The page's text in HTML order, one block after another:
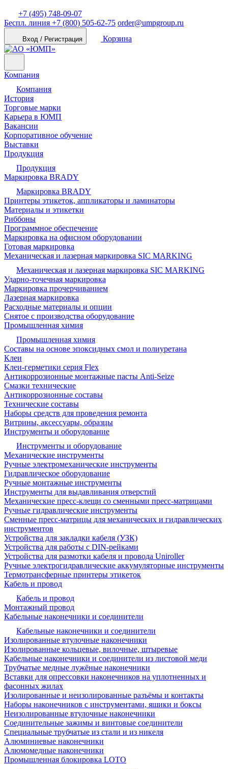
+7 (495) 748-09-07
Беспл. линия +7 (800) 505-62-75 order@umpgroup.ru
Вход / Регистрация Корзина
Компания
Компания
История
Торговые марки
Карьера в ЮМП
Вакансии
Корпоративное обучение
Выставки
Продукция
Продукция
Маркировка BRADY
Маркировка BRADY
Принтеры этикеток, аппликаторы и ламинаторы
Материалы и этикетки
Риббоны
Программное обеспечение
Маркировка на офисном оборудовании
Готовая маркировка
Механическая и лазерная маркировка SIC MARKING
Механическая и лазерная маркировка SIC MARKING
Ударно-точечная маркировка
Маркировка прочерчиванием
Лазерная маркировка
Расходные материалы и опции
Снятое с производства оборудование
Промышленная химия
Промышленная химия
Составы на основе эпоксидных смол и полиуретана
Клеи
Клеи-герметики серия Flex
Антикоррозионные монтажные пасты Anti-Seize
Смазки технические
Антикоррозионные составы
Технические составы
Наборы средств для проведения ремонта
Витрины, аксессуары, образцы
Инструменты и оборудование
Инструменты и оборудование
Механические инструменты
Ручные электромеханические инструменты
Гидравлическое оборудование
Ручные монтажные инструменты
Инструменты для выдавливания отверстий
Механические пресс-клещи со сменными пресс-матрицами
Ручные гидравлические инструменты
Сменные пресс-матрицы для механических и гидравлических
инструментов
Устройства для закладки кабеля (УЗК)
Устройства для работы с DIN-рейками
Устройства для размотки кабеля и провода Uniroller
Ручные электрогидравлические аккумуляторные инструменты
Термотрансферные принтеры этикеток
Кабель и провод
Кабель и провод
Монтажный провод
Кабельные наконечники и соединители
Кабельные наконечники и соединители
Изолированные втулочные наконечники
Изолированные кольцевые, вилочные, штыревые
Кабельные наконечники и соединители из листовой меди
Трубчатые медные лужёные наконечники
Вставки для опрессовки наконечников на уплотненных и
фасонных жилах
Изолированные и неизолированные разъёмы и контакты
Наборы наконечников с инструментами, ящики и боксы
Неизолированные втулочные наконечники
Соединительные зажимы и винтовые соединители
Специальные трубчатые из стали и из никеля
Алюминиевые наконечники
Алюмомедные наконечники
Промышленная блокировка LOTO